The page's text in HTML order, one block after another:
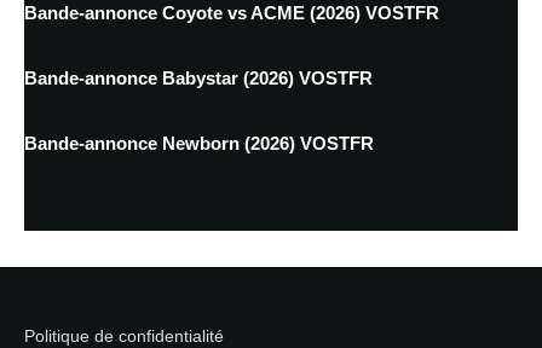
Bande-annonce Coyote vs ACME (2026) VOSTFR
Bande-annonce Babystar (2026) VOSTFR
Bande-annonce Newborn (2026) VOSTFR
Politique de confidentialité